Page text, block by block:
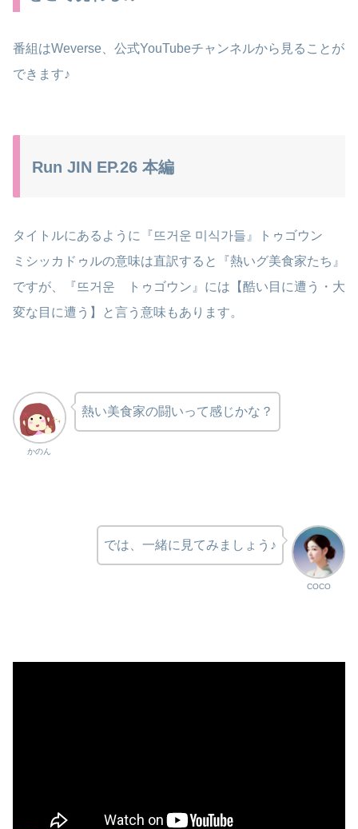
番組はWeverse、公式YouTubeチャンネルから見ることが
できます♪
Run JIN EP.26 本編
タイトルにあるように『뜨거운 미식가들』トゥゴウン
ミシッカドゥルの意味は直訳すると『熱いグ美食家たち』
ですが、『뜨거운 トゥゴウン』には【酷い目に遭う・大
変な目に遭う】と言う意味もあります。
かのん
熱い美食家の闘いって感じかな？
COCO
では、一緒に見てみましょう♪